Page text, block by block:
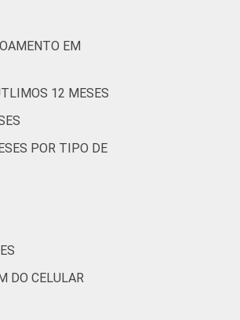
EM
12 MESES
POR TIPO DE
DO CELULAR